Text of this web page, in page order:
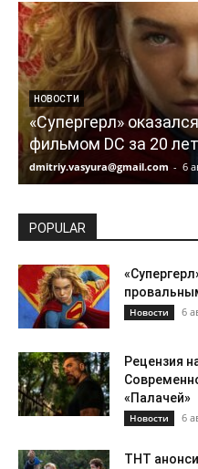
НОВОСТИ
«Супергерл»
фильмом DC за 20 лет
dmitriy.vasyura@gmail.com - 6
POPULAR
Новости 6
Рецензия
«Палачей»
Новости 6
ТНТ